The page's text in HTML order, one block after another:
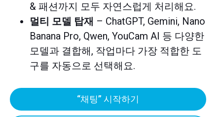
& 패션까지 모두 자연스럽게 처리해요.
멀티 모델 탑재 – ChatGPT, Gemini, Nano
Banana Pro, Qwen, YouCam AI 등 다양한
모델과 결합해, 작업마다 가장 적합한 도
구를 자동으로 선택해요.
“채팅” 시작하기